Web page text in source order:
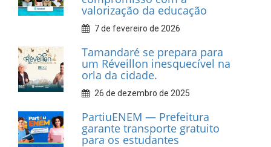
Car Service
10 de fevereiro de 2026
Dia do Frevo: patrimônio
cultural em movimento
9 de fevereiro de 2026
Prefeitura de Tamandaré
fortalece apoio aos
catadores de materiais
recicláveis